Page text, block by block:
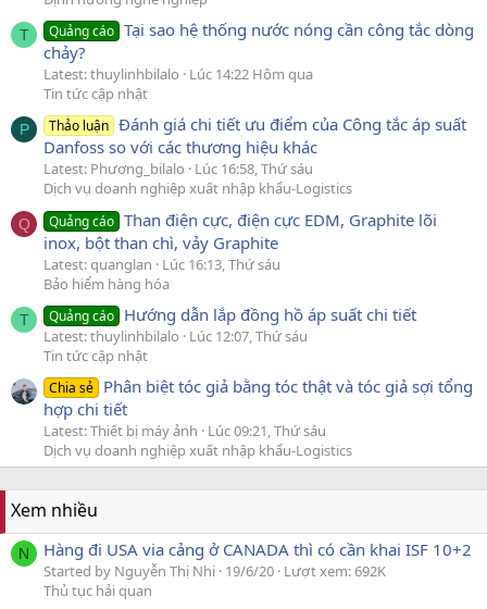
T Quảng cáo Tại sao hệ thống nước nóng cần công tắc dòng
chảy?
Latest: thuylinhbilalo
Lúc 14:22 Hôm qua
Tin tức cập nhật
P Thảo luận Đánh giá chi tiết ưu điểm của Công tắc áp suất
Danfoss so với các thương hiệu khác
Latest: Phương_bilalo
Lúc 16:58, Thứ sáu
Dịch vụ doanh nghiệp xuất nhập khẩu-Logistics
Q Quảng cáo Than điện cực, điện cực EDM, Graphite lõi
inox, bột than chì, vảy Graphite
Latest: quanglan
Lúc 16:13, Thứ sáu
Bảo hiểm hàng hóa
T Quảng cáo Hướng dẫn lắp đồng hồ áp suất chi tiết
Latest: thuylinhbilalo
Lúc 12:07, Thứ sáu
Tin tức cập nhật
Chia sẻ Phân biệt tóc giả bằng tóc thật và tóc giả sợi tổng
hợp chi tiết
Latest: Thiết bị máy ảnh
Lúc 09:21, Thứ sáu
Dịch vụ doanh nghiệp xuất nhập khẩu-Logistics
Xem nhiều
N Hàng đi USA via cảng ở CANADA thì có cần khai ISF 10+2
Started by Nguyễn Thị Nhi 19/6/20 Lượt xem: 692K
Thủ tục hải quan